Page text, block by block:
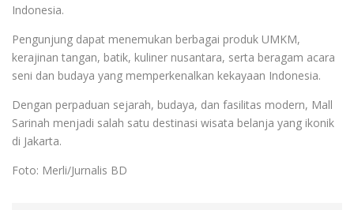
Indonesia.
Pengunjung dapat menemukan berbagai produk UMKM,
kerajinan tangan, batik, kuliner nusantara, serta beragam acara
seni dan budaya yang memperkenalkan kekayaan Indonesia.
Dengan perpaduan sejarah, budaya, dan fasilitas modern, Mall
Sarinah menjadi salah satu destinasi wisata belanja yang ikonik
di Jakarta.
Foto: Merli/Jurnalis BD